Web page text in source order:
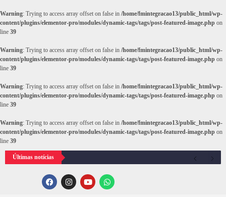
Warning: Trying to access array offset on false in /home/fmintegracao13/public_html/wp-
content/plugins/elementor-pro/modules/dynamic-tags/tags/post-featured-image.php on
line 39
Warning: Trying to access array offset on false in /home/fmintegracao13/public_html/wp-
content/plugins/elementor-pro/modules/dynamic-tags/tags/post-featured-image.php on
line 39
Warning: Trying to access array offset on false in /home/fmintegracao13/public_html/wp-
content/plugins/elementor-pro/modules/dynamic-tags/tags/post-featured-image.php on
line 39
Warning: Trying to access array offset on false in /home/fmintegracao13/public_html/wp-
content/plugins/elementor-pro/modules/dynamic-tags/tags/post-featured-image.php on
line 39
Últimas notícias